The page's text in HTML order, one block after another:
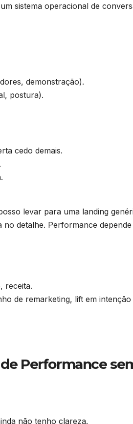
sistema operacional de
demonstração).
postura).
cedo demais.
levar para uma landing
detalhe. Performance depende
receita.
de remarketing, lift em intenção
Performance
não tenho clareza.